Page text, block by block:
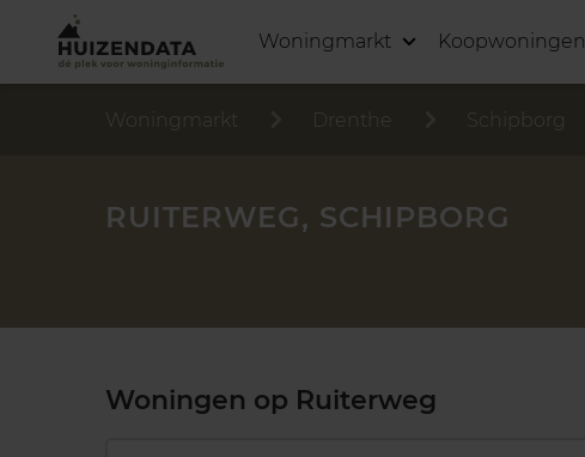
Woningmarkt Koopwoningen
Woningmarkt Drenthe Schipborg
RUITERWEG, SCHIPBORG
Woningen op Ruiterweg